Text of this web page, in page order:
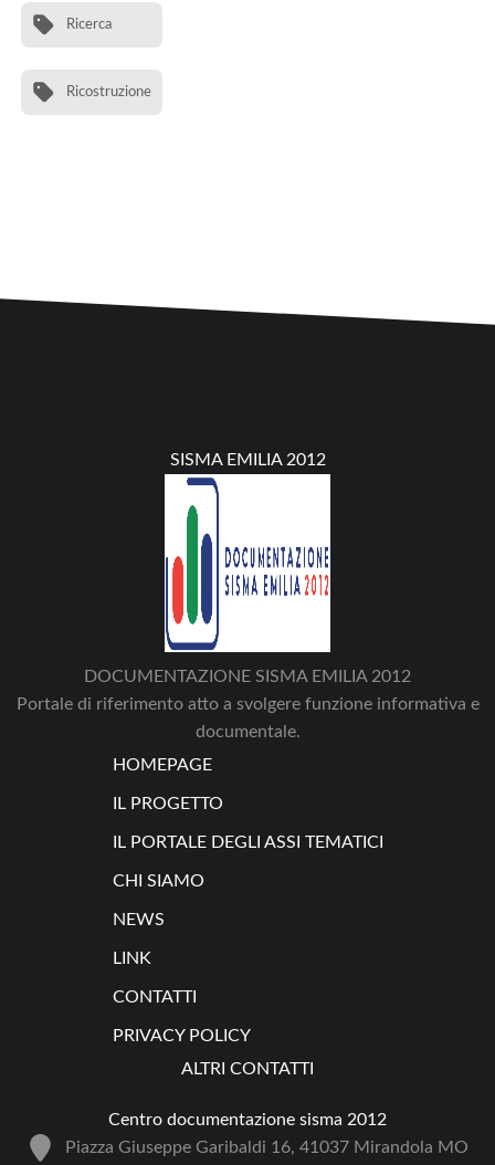
Ricerca
Ricostruzione
SISMA EMILIA 2012
DOCUMENTAZIONE SISMA EMILIA 2012
Portale di riferimento atto a svolgere funzione informativa e
documentale.
HOMEPAGE
IL PROGETTO
IL PORTALE DEGLI ASSI TEMATICI
CHI SIAMO
NEWS
LINK
CONTATTI
PRIVACY POLICY
ALTRI CONTATTI
Centro documentazione sisma 2012
Piazza Giuseppe Garibaldi 16, 41037 Mirandola MO